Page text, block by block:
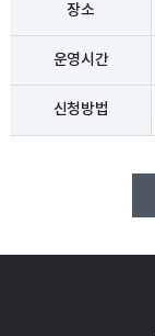
장소
운영시간
신청방법